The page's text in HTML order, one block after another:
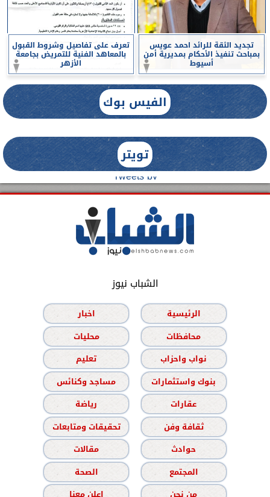
تجديد الثقة للرائد احمد عويس
بمباحث تنفيذ الأحكام بمديرية أمن
أسيوط
تعرف على تفاصيل وشروط القبول
بالمعاهد الفنية للتمريض بجامعة
الأزهر
الفيس بوك
تويتر
Tweets by
الشباب نيوز
الرئيسية
اخبار
محافظات
محليات
نواب واحزاب
تعليم
بنوك واستثمارات
مساجد وكنائس
عقارات
رياضة
ثقافة وفن
تحقيقات ومتابعات
حوادث
مقالات
المجتمع
الصحة